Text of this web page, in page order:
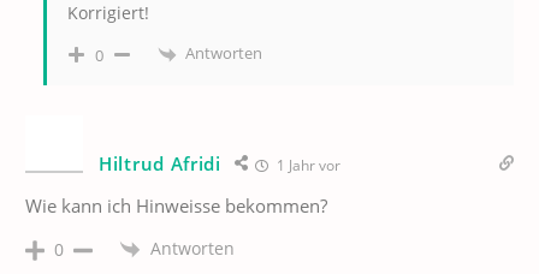
Korrigiert!
0 Antworten
Hiltrud Afridi 1 Jahr vor
Wie kann ich Hinweisse bekommen?
0 Antworten